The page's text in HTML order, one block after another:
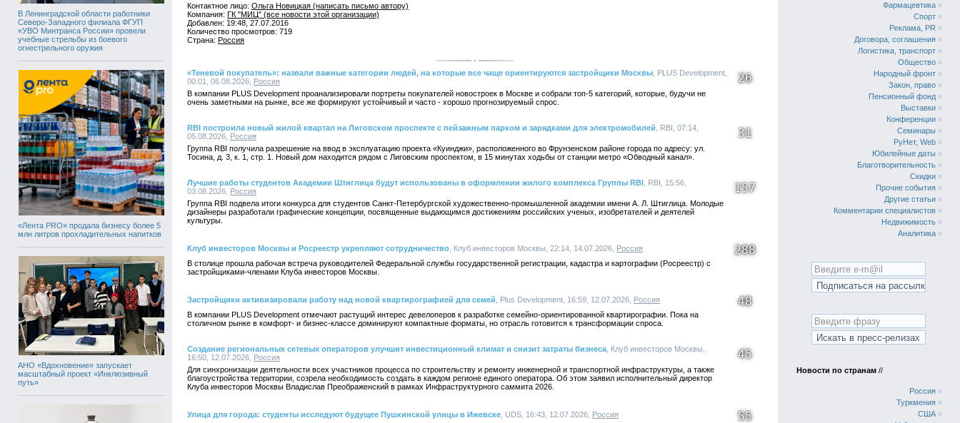
В Ленинградской области работники
Северо-Западного филиала ФГУП
«УВО Минтранса России» провели
учебные стрельбы из боевого
огнестрельного оружия
«Лента PRO» продала бизнесу более 5
млн литров прохладительных напитков
АНО «Вдохновение» запускает
масштабный проект «Инклюзивный
путь»
Контактное лицо: Ольга Новицкая (написать письмо автору)
Компания: ГК "МИЦ" (все новости этой организации)
Добавлен: 19:48, 27.07.2016
Количество просмотров: 719
Страна: Россия
«Теневой покупатель»: назвали важные категории людей, на которые все чаще ориентируются застройщики Москвы , PLUS Development,
00:01, 06.08.2026, Россия 26
В компании PLUS Development проанализировали портреты покупателей новостроек в Москве и собрали топ-5 категорий, которые, будучи не
очень заметными на рынке, все же формируют устойчивый и часто - хорошо прогнозируемый спрос.
RBI построила новый жилой квартал на Лиговском проспекте с пейзажным парком и зарядками для электромобилей , RBI, 07:14,
05.08.2026, Россия 31
Группа RBI получила разрешение на ввод в эксплуатацию проекта «Куинджи», расположенного во Фрунзенском районе города по адресу: ул.
Тосина, д. 3, к. 1, стр. 1. Новый дом находится рядом с Лиговским проспектом, в 15 минутах ходьбы от станции метро «Обводный канал».
Лучшие работы студентов Академии Штиглица будут использованы в оформлении жилого комплекса Группы RBI , RBI, 15:56,
03.08.2026, Россия 157
Группа RBI подвела итоги конкурса для студентов Санкт-Петербургской художественно-промышленной академии имени А. Л. Штиглица. Молодые
дизайнеры разработали графические концепции, посвященные выдающимся достижениям российских ученых, изобретателей и деятелей
культуры.
Клуб инвесторов Москвы и Росреестр укрепляют сотрудничество , Клуб инвесторов Москвы, 22:14, 14.07.2026, Россия 288
В столице прошла рабочая встреча руководителей Федеральной службы государственной регистрации, кадастра и картографии (Росреестр) с
застройщиками-членами Клуба инвесторов Москвы.
Застройщики активизировали работу над новой квартирографией для семей , Plus Development, 16:59, 12.07.2026, Россия 48
В компании PLUS Development отмечают растущий интерес девелоперов к разработке семейно-ориентированной квартирографии. Пока на
столичном рынке в комфорт- и бизнес-классе доминируют компактные форматы, но отрасль готовится к трансформации спроса.
Создание региональных сетевых операторов улучшит инвестиционный климат и снизит затраты бизнеса , Клуб инвесторов Москвы,
16:50, 12.07.2026, Россия 45
Для синхронизации деятельности всех участников процесса по строительству и ремонту инженерной и транспортной инфраструктуры, а также
благоустройства территории, созрела необходимость создать в каждом регионе единого оператора. Об этом заявил исполнительный директор
Клуба инвесторов Москвы Владислав Преображенский в рамках Инфраструктурного саммита 2026.
Улица для города: студенты исследуют будущее Пушкинской улицы в Ижевске , UDS, 16:43, 12.07.2026, Россия 55
Фармацевтика «
Спорт «
Реклама, PR «
Договора, соглашения «
Логистика, транспорт «
Общество «
Народный фронт «
Закон, право «
Пенсионный фонд «
Выставки «
Конференции «
Семинары «
РуНет, Web «
Юбилейные даты «
Благотворительность «
Скидки «
Прочие события «
Другие статьи «
Комментарии специалистов «
Недвижимость «
Аналитика «
Новости по странам //
Россия «
Туркмения «
США «